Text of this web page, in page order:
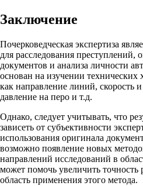
Заключение
Почерковедческая экспертиза
для расследования преступлений,
документов и анализа личности
основан на изучении технических
как направление линий, скорость
давление на перо и т.д.
Однако, следует учитывать, что
зависеть от субъективности
использования оригинала
возможно появление новых
направлений исследований в
может помочь увеличить точность
область применения этого метода.